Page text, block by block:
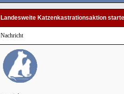
Landesweite Katzenkastrationsaktion
Nachricht